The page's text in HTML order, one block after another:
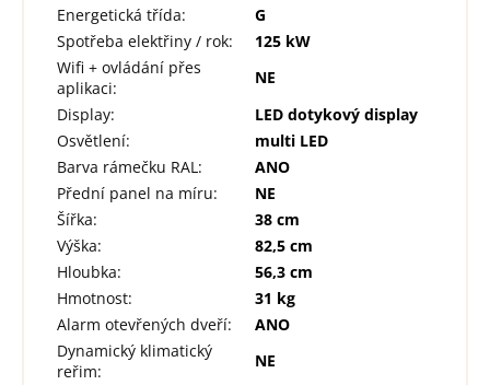
Energetická třída:
G
Spotřeba elektřiny / rok:
125 kW
Wifi + ovládání přes
aplikaci:
NE
Display:
LED dotykový display
Osvětlení:
multi LED
Barva rámečku RAL:
ANO
Přední panel na míru:
NE
Šířka:
38 cm
Výška:
82,5 cm
Hloubka:
56,3 cm
Hmotnost:
31 kg
Alarm otevřených dveří:
ANO
Dynamický klimatický
reřim:
NE